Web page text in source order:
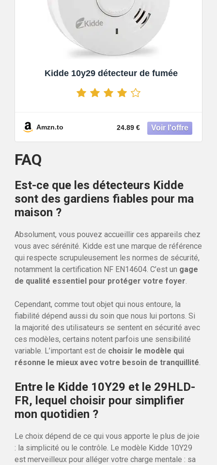
Kidde 10y29 détecteur de fumée
Amzn.to 24.89 €
FAQ
Est-ce que les détecteurs Kidde
sont des gardiens fiables pour ma
maison ?
Absolument, vous pouvez accueillir ces appareils chez
vous avec sérénité. Kidde est une marque de référence
qui respecte scrupuleusement les normes de sécurité,
notamment la certification NF EN14604. C’est un gage
de qualité essentiel pour protéger votre foyer.
Cependant, comme tout objet qui nous entoure, la
fiabilité dépend aussi du soin que nous lui portons. Si
la majorité des utilisateurs se sentent en sécurité avec
ces modèles, certains notent parfois une sensibilité
variable. L’important est de choisir le modèle qui
résonne le mieux avec votre besoin de tranquillité.
Entre le Kidde 10Y29 et le 29HLD-
FR, lequel choisir pour simplifier
mon quotidien ?
Le choix dépend de ce qui vous apporte le plus de joie
: la simplicité ou le contrôle. Le modèle Kidde 10Y29
est merveilleux pour alléger votre charge mentale : sa